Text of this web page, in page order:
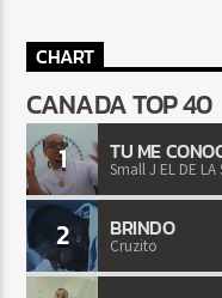
CHART
CANADA TOP 40
1 TU ME
Small J EL DE LA
2 BRINDO
Cruzito